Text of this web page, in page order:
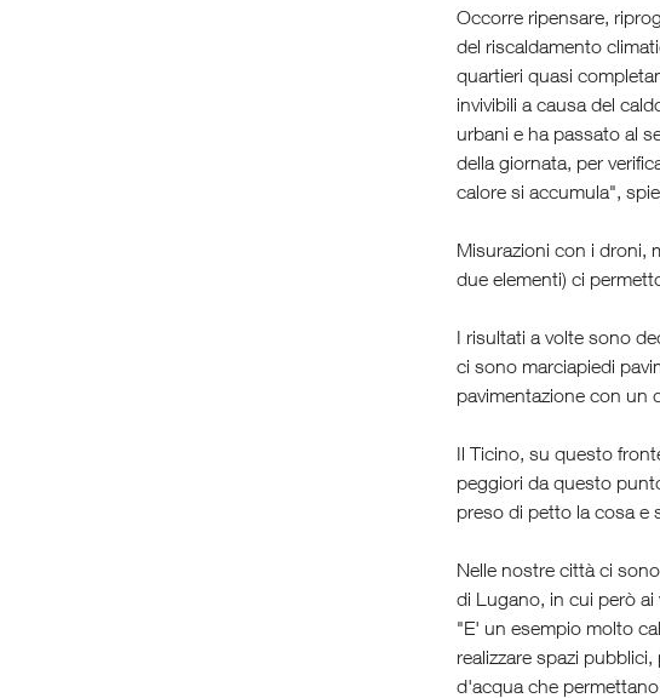
Occorre ripensare,
del riscaldamento
quartieri quasi
invivibili a causa del
urbani e ha passato al
della giornata, per
calore si accumula",
Misurazioni con i droni,
due elementi) ci
I risultati a volte sono
ci sono marciapiedi
pavimentazione con un
Il Ticino, su questo
peggiori da questo
preso di petto la cosa e
Nelle nostre città ci
di Lugano, in cui però
"E' un esempio molto
realizzare spazi
d'acqua che